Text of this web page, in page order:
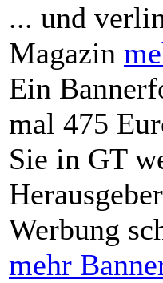
... und
Magazin
Ein
mal 475
Sie in GT
Werbung
mehr